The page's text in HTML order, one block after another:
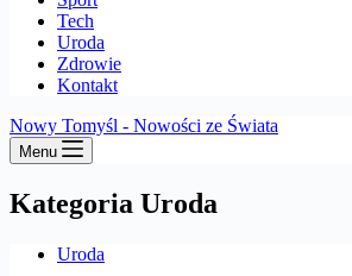
Tech
Uroda
Zdrowie
Kontakt
Nowy Tomyśl - Nowości ze Świata
Menu
Kategoria Uroda
Uroda